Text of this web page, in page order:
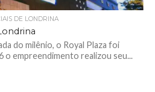
DE LONDRINA
do milênio, o Royal Plaza foi
o empreendimento realizou seu...